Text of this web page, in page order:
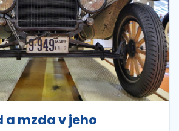
a mzda v jeho